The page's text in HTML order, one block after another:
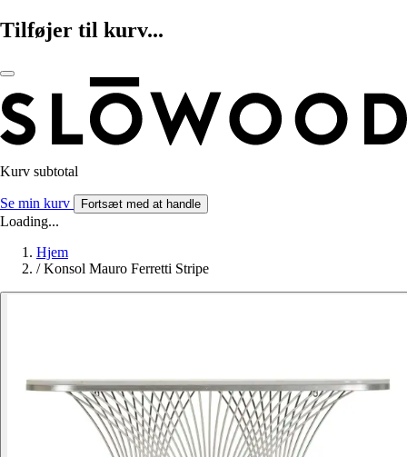
Tilføjer til kurv...
Kurv subtotal
Se min kurv Fortsæt med at handle
Loading...
Hjem
/ Konsol Mauro Ferretti Stripe